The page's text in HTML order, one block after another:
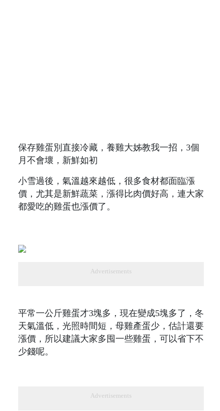
保存雞蛋別直接冷藏，養雞大姊教我一招，3個
月不會壞，新鮮如初
小雪過後，氣溫越來越低，很多食材都面臨漲
價，尤其是新鮮蔬菜，漲得比肉價好高，連大家
都愛吃的雞蛋也漲價了。
Advertisements
平常一公斤雞蛋才3塊多，現在變成5塊多了，冬
天氣溫低，光照時間短，母雞產蛋少，估計還要
漲價，所以建議大家多囤一些雞蛋，可以省下不
少錢呢。
Advertisements